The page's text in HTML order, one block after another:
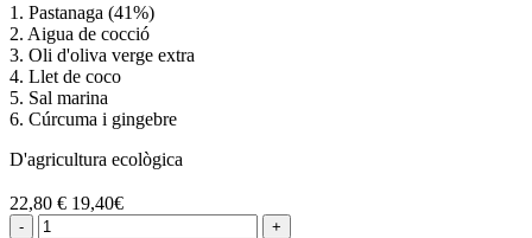
1. Pastanaga (41%)
2. Aigua de cocció
3. Oli d'oliva verge extra
4. Llet de coco
5. Sal marina
6. Cúrcuma i gingebre
D'agricultura ecològica
22,80 € 19,40€
- +